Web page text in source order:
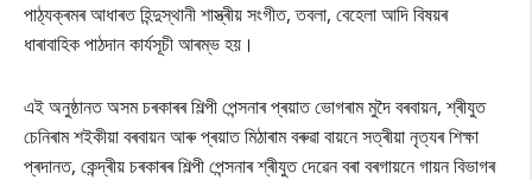
পাঠ্যক্ৰমৰ আধাৰত হিন্দুস্থানী শাস্ত্ৰীয় সংগীত, তবলা, বেহেলা আদি বিষয়ৰ
ধাৰাবাহিক পাঠদান কাৰ্যসূচী আৰম্ভ হয়।
এই অনুষ্ঠানত অসম চৰকাৰৰ শিল্পী পেন্সনাৰ প্ৰয়াত ভোগৰাম মুদৈ বৰবায়ন, শ্ৰীযুত
চেনিৰাম শইকীয়া বৰবায়ন আৰু প্ৰয়াত মিঠাৰাম বৰুৱা বায়নে সত্ৰীয়া নৃত্যৰ শিক্ষা
প্ৰদানত, কেন্দ্ৰীয় চৰকাৰৰ শিল্পী পেন্সনাৰ শ্ৰীযুত দেৱেন বৰা বৰগায়নে গায়ন বিভাগৰ